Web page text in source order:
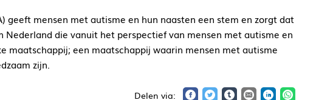
geeft mensen met autisme en hun naasten een stem en zorgt dat
Nederland die vanuit het perspectief van mensen met autisme en
maatschappij; een maatschappij waarin mensen met autisme
zijn.